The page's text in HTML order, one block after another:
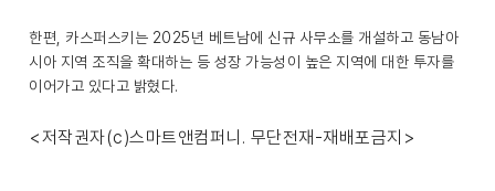
한편, 카스퍼스키는 2025년 베트남에 신규 사무소를 개설하고 동남아
시아 지역 조직을 확대하는 등 성장 가능성이 높은 지역에 대한 투자를
이어가고 있다고 밝혔다.
<저작권자(c)스마트앤컴퍼니. 무단전재-재배포금지>